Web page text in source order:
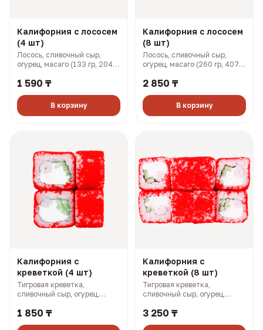
Калифорния с лососем
(4 шт)
Лосось, сливочный сыр,
огурец, масаго (133 гр, 204
1 590 ₸
В корзину
Калифорния с лососем
(8 шт)
Лосось, сливочный сыр,
огурец, масаго (260 гр, 407
2 850 ₸
В корзину
Калифорния с
креветкой (4 шт)
Тигровая креветка,
сливочный сыр, огурец,
1 850 ₸
Калифорния с
креветкой (8 шт)
Тигровая креветка,
сливочный сыр, огурец,
3 250 ₸